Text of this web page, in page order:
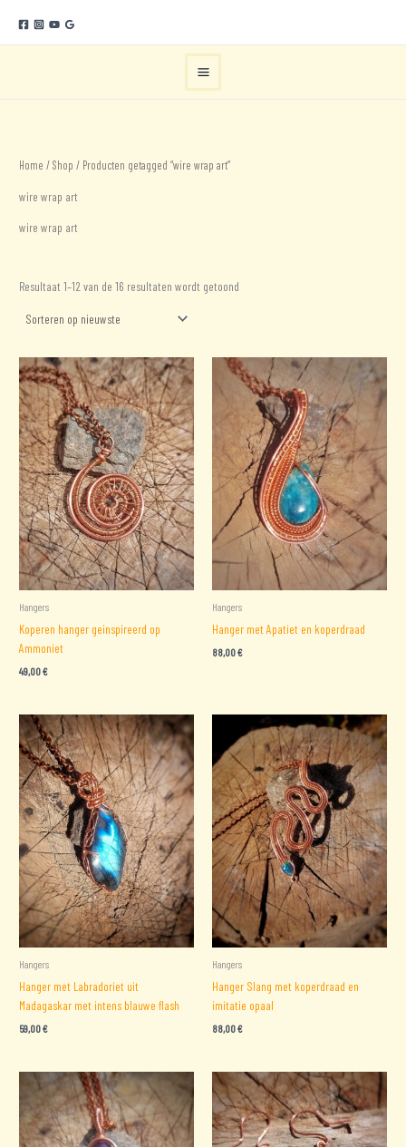
naar
de
Home /Shop / Producten getagged “wire wrap art”
wire wrap art
wire wrap art
Resultaat 1–12 van de 16 resultaten wordt getoond
Hangers
Koperen hanger geinspireerd op
Ammoniet
49,00€
Hangers
Hanger met Apatiet en koperdraad
88,00€
Hangers
Hanger met Labradoriet uit
Madagaskar met intens blauwe flash
59,00€
Hangers
Hanger Slang met koperdraad en
imitatie opaal
88,00€